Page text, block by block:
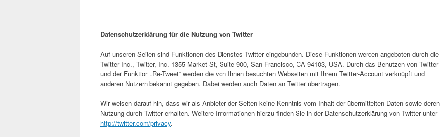
Datenschutzerklärung für die Nutzung von Twitter
Auf unseren Seiten sind Funktionen des Dienstes Twitter eingebunden. Diese Funktionen werden angeboten durch die
Twitter Inc., Twitter, Inc. 1355 Market St, Suite 900, San Francisco, CA 94103, USA. Durch das Benutzen von Twitter
und der Funktion „Re-Tweet“ werden die von Ihnen besuchten Webseiten mit Ihrem Twitter-Account verknüpft und
anderen Nutzern bekannt gegeben. Dabei werden auch Daten an Twitter übertragen.
Wir weisen darauf hin, dass wir als Anbieter der Seiten keine Kenntnis vom Inhalt der übermittelten Daten sowie deren
Nutzung durch Twitter erhalten. Weitere Informationen hierzu finden Sie in der Datenschutzerklärung von Twitter unter
http://twitter.com/privacy.